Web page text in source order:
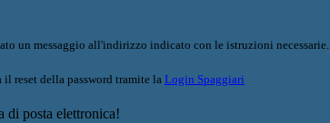
un messaggio all'indirizzo indicato con le istruzioni necessarie.
reset della password tramite la Login Spaggiari
di posta elettronica!